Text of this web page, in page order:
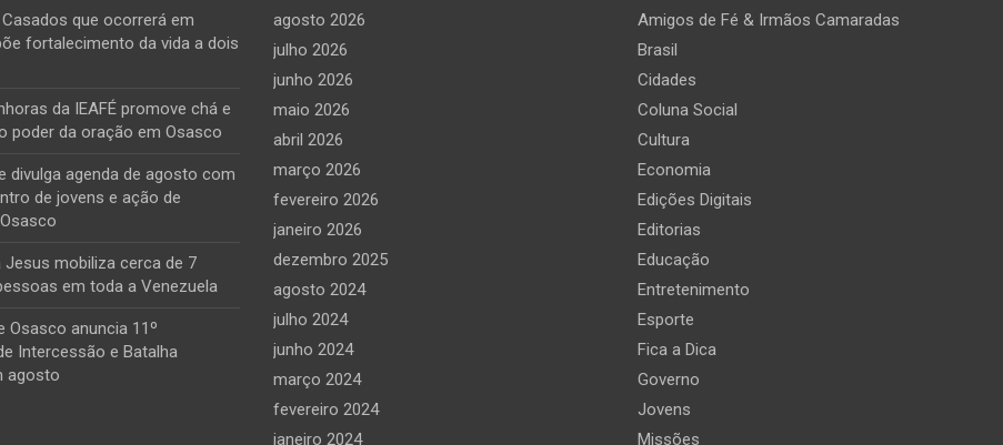
que ocorrerá em
fortalecimento da vida a dois
da IEAFÉ promove chá e
poder da oração em Osasco
divulga agenda de agosto com
de jovens e ação de
Jesus mobiliza cerca de 7
em toda a Venezuela
Osasco anuncia 11º
Intercessão e Batalha
agosto
agosto 2026
julho 2026
junho 2026
maio 2026
abril 2026
março 2026
fevereiro 2026
janeiro 2026
dezembro 2025
agosto 2024
julho 2024
junho 2024
março 2024
fevereiro 2024
janeiro 2024
Amigos de Fé & Irmãos Camaradas
Brasil
Cidades
Coluna Social
Cultura
Economia
Edições Digitais
Editorias
Educação
Entretenimento
Esporte
Fica a Dica
Governo
Jovens
Missões